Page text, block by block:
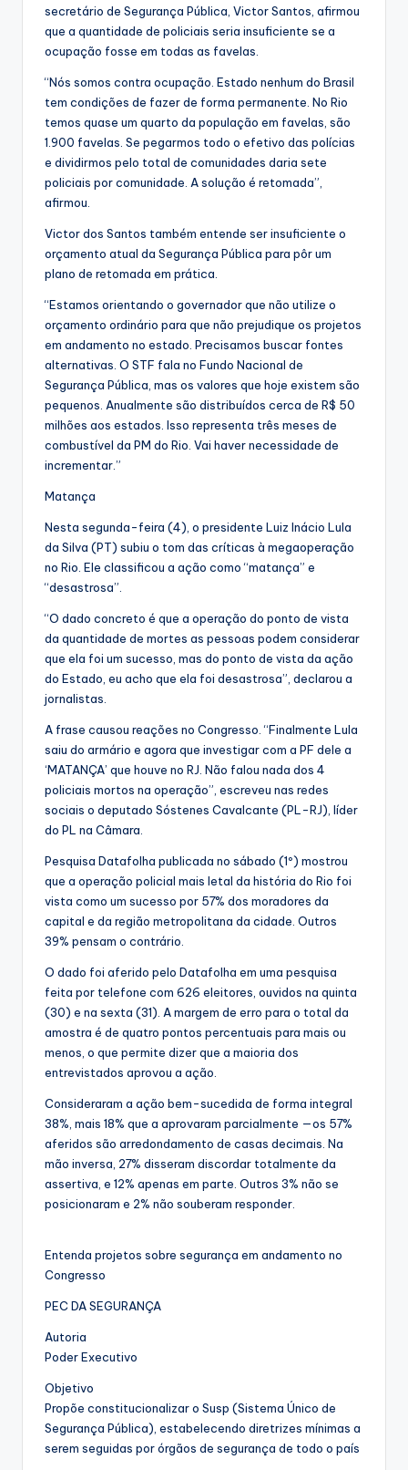
secretário de Segurança Pública, Victor Santos, afirmou
que a quantidade de policiais seria insuficiente se a
ocupação fosse em todas as favelas.
“Nós somos contra ocupação. Estado nenhum do Brasil
tem condições de fazer de forma permanente. No Rio
temos quase um quarto da população em favelas, são
1.900 favelas. Se pegarmos todo o efetivo das polícias
e dividirmos pelo total de comunidades daria sete
policiais por comunidade. A solução é retomada”,
afirmou.
Victor dos Santos também entende ser insuficiente o
orçamento atual da Segurança Pública para pôr um
plano de retomada em prática.
“Estamos orientando o governador que não utilize o
orçamento ordinário para que não prejudique os projetos
em andamento no estado. Precisamos buscar fontes
alternativas. O STF fala no Fundo Nacional de
Segurança Pública, mas os valores que hoje existem são
pequenos. Anualmente são distribuídos cerca de R$ 50
milhões aos estados. Isso representa três meses de
combustível da PM do Rio. Vai haver necessidade de
incrementar.”
Matança
Nesta segunda-feira (4), o presidente Luiz Inácio Lula
da Silva (PT) subiu o tom das críticas à megaoperação
no Rio. Ele classificou a ação como “matança” e
“desastrosa”.
“O dado concreto é que a operação do ponto de vista
da quantidade de mortes as pessoas podem considerar
que ela foi um sucesso, mas do ponto de vista da ação
do Estado, eu acho que ela foi desastrosa”, declarou a
jornalistas.
A frase causou reações no Congresso. “Finalmente Lula
saiu do armário e agora que investigar com a PF dele a
‘MATANÇA’ que houve no RJ. Não falou nada dos 4
policiais mortos na operação”, escreveu nas redes
sociais o deputado Sóstenes Cavalcante (PL-RJ), líder
do PL na Câmara.
Pesquisa Datafolha publicada no sábado (1º) mostrou
que a operação policial mais letal da história do Rio foi
vista como um sucesso por 57% dos moradores da
capital e da região metropolitana da cidade. Outros
39% pensam o contrário.
O dado foi aferido pelo Datafolha em uma pesquisa
feita por telefone com 626 eleitores, ouvidos na quinta
(30) e na sexta (31). A margem de erro para o total da
amostra é de quatro pontos percentuais para mais ou
menos, o que permite dizer que a maioria dos
entrevistados aprovou a ação.
Consideraram a ação bem-sucedida de forma integral
38%, mais 18% que a aprovaram parcialmente —os 57%
aferidos são arredondamento de casas decimais. Na
mão inversa, 27% disseram discordar totalmente da
assertiva, e 12% apenas em parte. Outros 3% não se
posicionaram e 2% não souberam responder.
Entenda projetos sobre segurança em andamento no
Congresso
PEC DA SEGURANÇA
Autoria
Poder Executivo
Objetivo
Propõe constitucionalizar o Susp (Sistema Único de
Segurança Pública), estabelecendo diretrizes mínimas a
serem seguidas por órgãos de segurança de todo o país